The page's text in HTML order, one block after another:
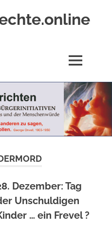
MENÜ
Dezember: Tag
Unschuldigen
… ein Frevel ?